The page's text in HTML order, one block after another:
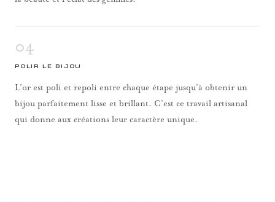
04
POLIR LE BIJOU
L’or est poli et repoli entre chaque étape jusqu’à obtenir un
bijou parfaitement lisse et brillant. C’est ce travail artisanal
qui donne aux créations leur caractère unique.